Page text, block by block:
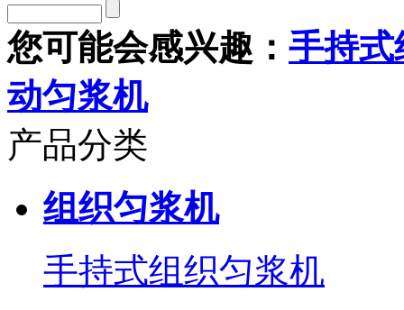
您可能会感兴趣： 手持式
动匀浆机
产品分类
组织匀浆机
手持式组织匀浆机